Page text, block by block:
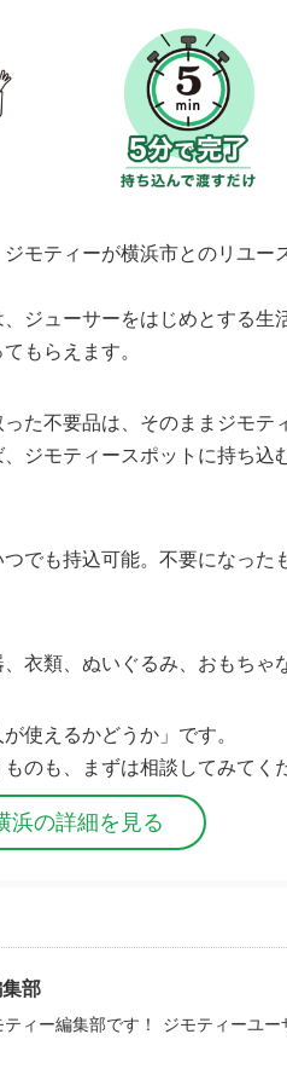
モティーが横浜市とのリユー
ジューサーをはじめとする生
もらえます。
た不要品は、そのままジモテ
ジモティースポットに持ち込
でも持込可能。不要になった
衣類、ぬいぐるみ、おもちゃ
使えるかどうか」です。
のも、まずは相談してみてく
浜の詳細を見る
部
ティー編集部です！ ジモティーユ